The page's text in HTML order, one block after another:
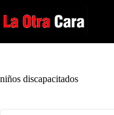
al
contenido
niños discapacitados